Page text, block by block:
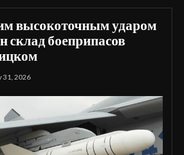
высокоточным ударом
склад боеприпасов
31, 2026